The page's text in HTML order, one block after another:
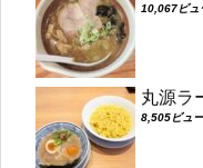
10,067ビュ
丸源ラ
8,505ビュー